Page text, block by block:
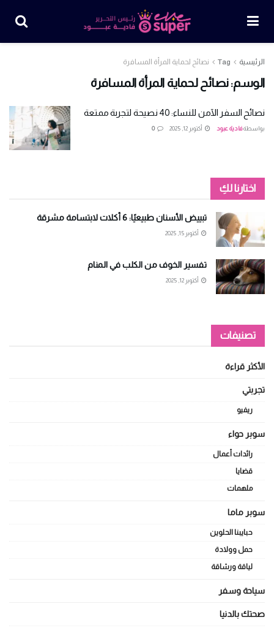
الرئيسية Tag نصائح لحماية المرأة المسافرة
الوسم:نصائح لحماية المرأة المسافرة
نصائح السفر الآمن للنساء: 40 نصيحة لتجربة ممتعة
بواسطةفادية عبود أكتوبر 12, 2025 0
اختارنا لكِ
تبييض الأسنان طبيعيًا: 6 أكلات لابتسامة مشرقة
أكتوبر 15, 2025
تفسير الخوف من الكلب في المنام
أكتوبر 12, 2025
تصنيفات
الأكثر قراءة
تجربتي
ريفيو
سوبر حواء
رائدات أعمال
قضايا
ملهمات
سوبر ماما
حبايبنا الحلوين
حمل وولادة
لياقة ورشاقة
سياحة وسفر
صحتك بالدنيا